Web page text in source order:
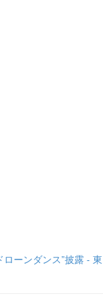
ーンダンス”披露 - 東